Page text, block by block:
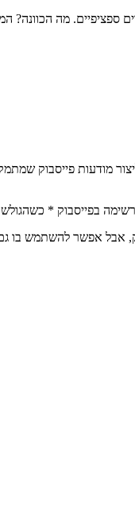
ספציפיים. מה
מודעות פייסבוק